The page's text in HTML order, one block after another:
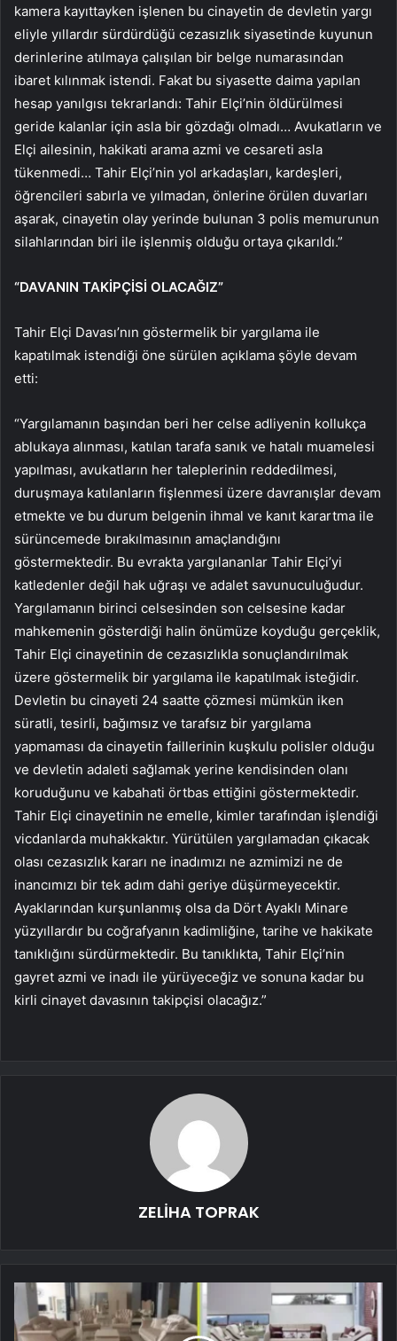
kamera kayıttayken işlenen bu cinayetin de devletin yargı
eliyle yıllardır sürdürdüğü cezasızlık siyasetinde kuyunun
derinlerine atılmaya çalışılan bir belge numarasından
ibaret kılınmak istendi. Fakat bu siyasette daima yapılan
hesap yanılgısı tekrarlandı: Tahir Elçi’nin öldürülmesi
geride kalanlar için asla bir gözdağı olmadı… Avukatların ve
Elçi ailesinin, hakikati arama azmi ve cesareti asla
tükenmedi… Tahir Elçi’nin yol arkadaşları, kardeşleri,
öğrencileri sabırla ve yılmadan, önlerine örülen duvarları
aşarak, cinayetin olay yerinde bulunan 3 polis memurunun
silahlarından biri ile işlenmiş olduğu ortaya çıkarıldı.”
“DAVANIN TAKİPÇİSİ OLACAĞIZ”
Tahir Elçi Davası’nın göstermelik bir yargılama ile
kapatılmak istendiği öne sürülen açıklama şöyle devam
etti:
“Yargılamanın başından beri her celse adliyenin kollukça
ablukaya alınması, katılan tarafa sanık ve hatalı muamelesi
yapılması, avukatların her taleplerinin reddedilmesi,
duruşmaya katılanların fişlenmesi üzere davranışlar devam
etmekte ve bu durum belgenin ihmal ve kanıt karartma ile
sürüncemede bırakılmasının amaçlandığını
göstermektedir. Bu evrakta yargılananlar Tahir Elçi’yi
katledenler değil hak uğraşı ve adalet savunuculuğudur.
Yargılamanın birinci celsesinden son celsesine kadar
mahkemenin gösterdiği halin önümüze koyduğu gerçeklik,
Tahir Elçi cinayetinin de cezasızlıkla sonuçlandırılmak
üzere göstermelik bir yargılama ile kapatılmak isteğidir.
Devletin bu cinayeti 24 saatte çözmesi mümkün iken
süratli, tesirli, bağımsız ve tarafsız bir yargılama
yapmaması da cinayetin faillerinin kuşkulu polisler olduğu
ve devletin adaleti sağlamak yerine kendisinden olanı
koruduğunu ve kabahati örtbas ettiğini göstermektedir.
Tahir Elçi cinayetinin ne emelle, kimler tarafından işlendiği
vicdanlarda muhakkaktır. Yürütülen yargılamadan çıkacak
olası cezasızlık kararı ne inadımızı ne azmimizi ne de
inancımızı bir tek adım dahi geriye düşürmeyecektir.
Ayaklarından kurşunlanmış olsa da Dört Ayaklı Minare
yüzyıllardır bu coğrafyanın kadimliğine, tarihe ve hakikate
tanıklığını sürdürmektedir. Bu tanıklıkta, Tahir Elçi’nin
gayret azmi ve inadı ile yürüyeceğiz ve sonuna kadar bu
kirli cinayet davasının takipçisi olacağız.”
ZELİHA TOPRAK